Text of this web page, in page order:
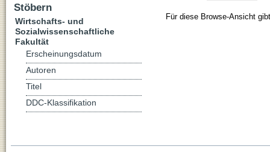
Für diese Browse-Ansicht
Stöbern
Wirtschafts- und
Sozialwissenschaftliche
Fakultät
Erscheinungsdatum
Autoren
Titel
DDC-Klassifikation